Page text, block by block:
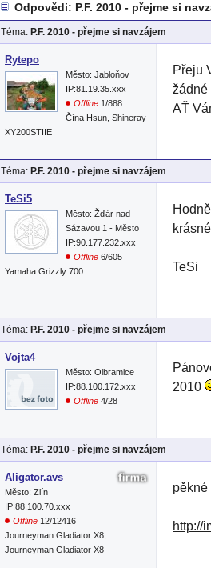
Odpovědi: P.F. 2010 - přejme si
Téma: P.F. 2010 - přejme si navzájem
Rytepo
Město: Jabloňov
IP:81.19.35.xxx
Offline 1/888
Čína Hsun, Shineray
XY200STIIE
Přeju
žádné
AŤ
Téma: P.F. 2010 - přejme si navzájem
TeSi5
Město: Žďár nad
Sázavou 1 - Město
IP:90.177.232.xxx
Offline 6/605
Yamaha Grizzly 700
TeSi
Téma: P.F. 2010 - přejme si navzájem
Vojta4
Město: Olbramice
IP:88.100.172.xxx
Offline 4/28
2010
Téma: P.F. 2010 - přejme si navzájem
Aligator.avs
Město: Zlín
IP:88.100.70.xxx
Offline 12/12416
Journeyman Gladiator X8,
Journeyman Gladiator X8
http://